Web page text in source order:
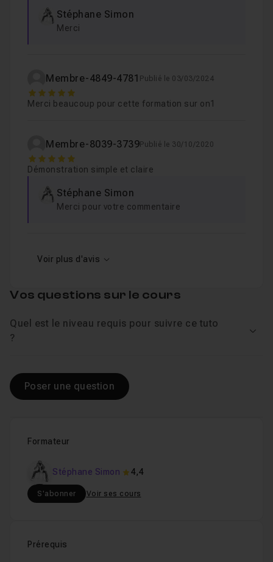
Stéphane Simon
Merci
Membre-4849-4781 Publié le 03/03/2024
5
Merci beaucoup pour cette formation sur on1
Membre-8039-3739Publié le 30/10/2020
5
Démonstration simple et claire
Stéphane Simon
Merci pour votre commentaire
Voir plus d'avis
Formateur
Stéphane Simon 4,4
S'abonner Voir ses cours
Prérequis
Vos questions sur le cours
Quel est le niveau requis pour suivre ce tuto
?
Poser une question